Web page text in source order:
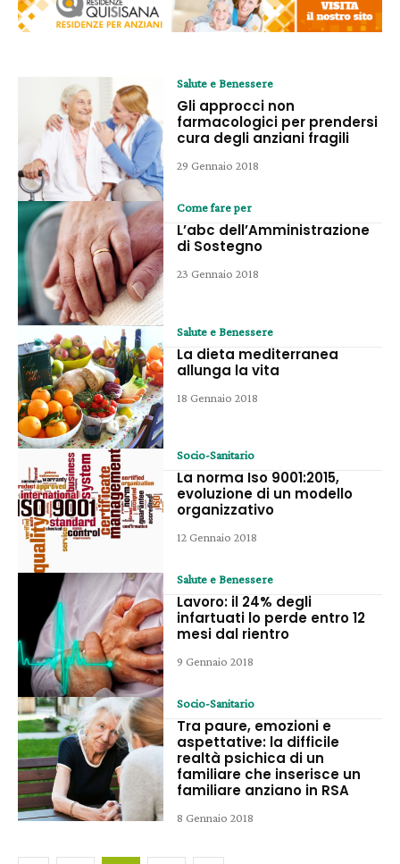
Salute e Benessere
Gli approcci non
farmacologici per prendersi
cura degli anziani fragili
29 Gennaio 2018
Come fare per
L’abc dell’Amministrazione
di Sostegno
23 Gennaio 2018
Salute e Benessere
La dieta mediterranea
allunga la vita
18 Gennaio 2018
Socio-Sanitario
La norma Iso 9001:2015,
evoluzione di un modello
organizzativo
12 Gennaio 2018
Salute e Benessere
Lavoro: il 24% degli
infartuati lo perde entro 12
mesi dal rientro
9 Gennaio 2018
Socio-Sanitario
Tra paure, emozioni e
aspettative: la difficile
realtà psichica di un
familiare che inserisce un
familiare anziano in RSA
8 Gennaio 2018